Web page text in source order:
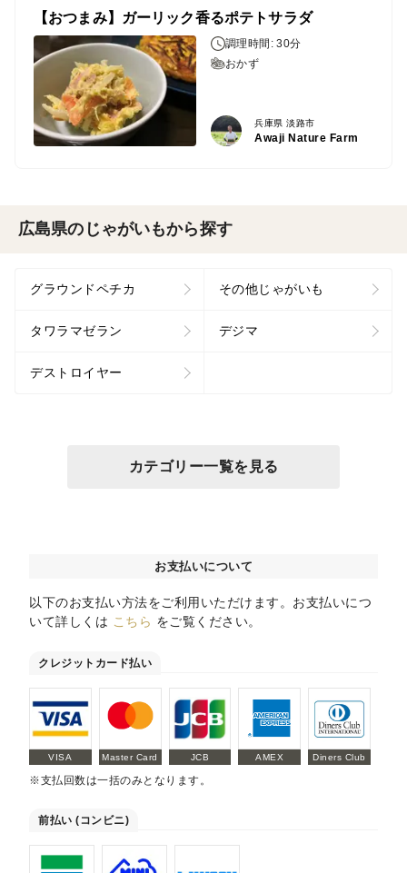
【おつまみ】ガーリック香るポテトサラダ
調理時間: 30分
おかず
兵庫県 淡路市
Awaji Nature Farm
広島県のじゃがいもから探す
グラウンドペチカ その他じゃがいも
タワラマゼラン デジマ
デストロイヤー
カテゴリー一覧を見る
お支払いについて
以下のお支払い方法をご利用いただけます。お支払いにつ
いて詳しくは こちら をご覧ください。
クレジットカード払い
VISA Master Card JCB AMEX Diners Club
※支払回数は一括のみとなります。
前払い (コンビニ)